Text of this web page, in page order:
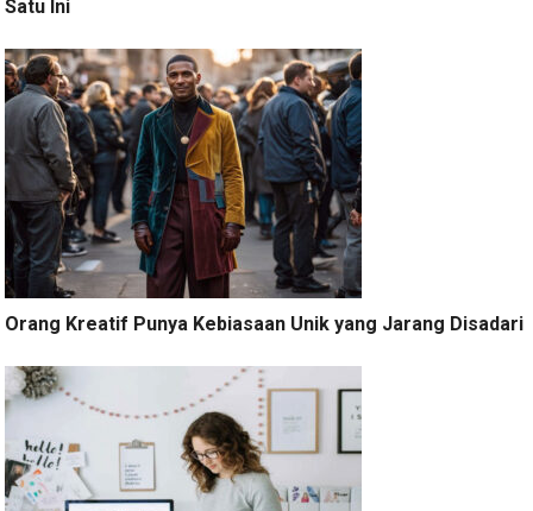
Satu Ini
Orang Kreatif Punya Kebiasaan Unik yang Jarang Disadari